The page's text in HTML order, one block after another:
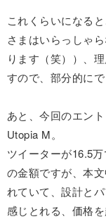
これくらいになる
さまはいらっしゃ
ります（笑））、
すので、部分的に
あと、今回のエン
Utopia M。
ツイーターが16.5
の金額ですが、本
れていて、設計と
感じとれる、価格